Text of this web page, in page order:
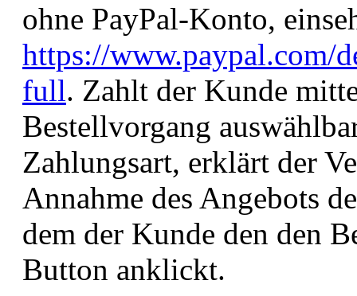
ohne PayPal-Konto,
https://www.paypal.com/
full. Zahlt der Kunde
Bestellvorgang
Zahlungsart, erklärt der
Annahme des Angebots
dem der Kunde den den
Button anklickt.